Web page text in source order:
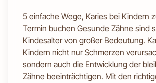
5 einfache Wege, Karies bei Kindern
Termin buchen Gesunde Zähne sind
Kindesalter von großer Bedeutung.
Kindern nicht nur Schmerzen
sondern auch die Entwicklung der
Zähne beeinträchtigen. Mit den